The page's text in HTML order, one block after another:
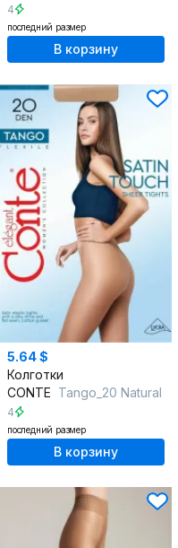
4
последний размер
В корзину
5.64 $
Колготки
CONTE Tango_20 Natural
4
последний размер
В корзину